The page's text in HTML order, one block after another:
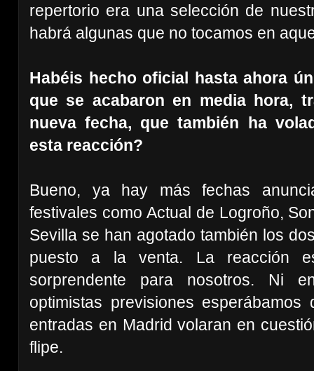
repertorio era una selección de
habrá algunas que no tocamos en
Habéis hecho oficial hasta ahora
que se acabaron en media hora,
nueva fecha, que también ha
esta reacción?
Bueno, ya hay más fechas
festivales como Actual de Logroño,
Sevilla se han agotado también los
puesto a la venta. La reacción
sorprendente para nosotros. Ni
optimistas previsiones
entradas en Madrid volaran en
flipe.